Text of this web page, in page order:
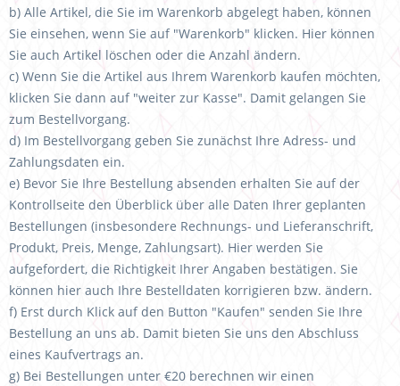
b) Alle Artikel, die Sie im Warenkorb abgelegt haben, können
Sie einsehen, wenn Sie auf "Warenkorb" klicken. Hier können
Sie auch Artikel löschen oder die Anzahl ändern.
c) Wenn Sie die Artikel aus Ihrem Warenkorb kaufen möchten,
klicken Sie dann auf "weiter zur Kasse". Damit gelangen Sie
zum Bestellvorgang.
d) Im Bestellvorgang geben Sie zunächst Ihre Adress- und
Zahlungsdaten ein.
e) Bevor Sie Ihre Bestellung absenden erhalten Sie auf der
Kontrollseite den Überblick über alle Daten Ihrer geplanten
Bestellungen (insbesondere Rechnungs- und Lieferanschrift,
Produkt, Preis, Menge, Zahlungsart). Hier werden Sie
aufgefordert, die Richtigkeit Ihrer Angaben bestätigen. Sie
können hier auch Ihre Bestelldaten korrigieren bzw. ändern.
f) Erst durch Klick auf den Button "Kaufen" senden Sie Ihre
Bestellung an uns ab. Damit bieten Sie uns den Abschluss
eines Kaufvertrags an.
g) Bei Bestellungen unter €20 berechnen wir einen